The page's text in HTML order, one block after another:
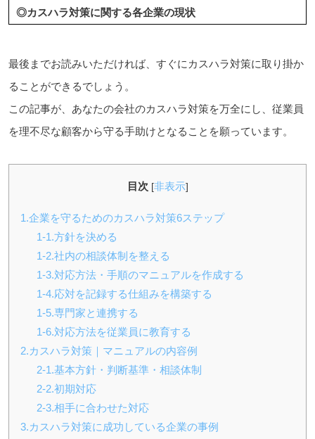
◎カスハラ対策に関する各企業の現状
最後までお読みいただければ、すぐにカスハラ対策に取り掛か
ることができるでしょう。
この記事が、あなたの会社のカスハラ対策を万全にし、従業員
を理不尽な顧客から守る手助けとなることを願っています。
目次 [非表示]
1.企業を守るためのカスハラ対策6ステップ
1-1.方針を決める
1-2.社内の相談体制を整える
1-3.対応方法・手順のマニュアルを作成する
1-4.応対を記録する仕組みを構築する
1-5.専門家と連携する
1-6.対応方法を従業員に教育する
2.カスハラ対策｜マニュアルの内容例
2-1.基本方針・判断基準・相談体制
2-2.初期対応
2-3.相手に合わせた対応
3.カスハラ対策に成功している企業の事例